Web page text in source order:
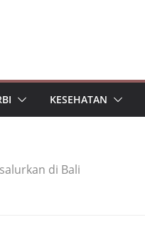
KESEHATAN
di Bali